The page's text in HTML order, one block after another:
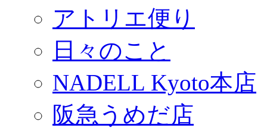
アトリエ便り
日々のこと
NADELL Kyoto本店
阪急うめだ店